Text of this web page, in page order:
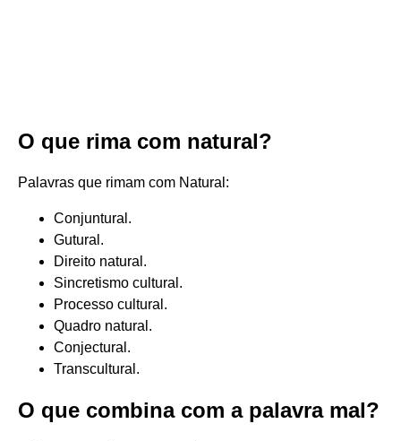
O que rima com natural?
Palavras que rimam com Natural:
Conjuntural.
Gutural.
Direito natural.
Sincretismo cultural.
Processo cultural.
Quadro natural.
Conjectural.
Transcultural.
O que combina com a palavra mal?